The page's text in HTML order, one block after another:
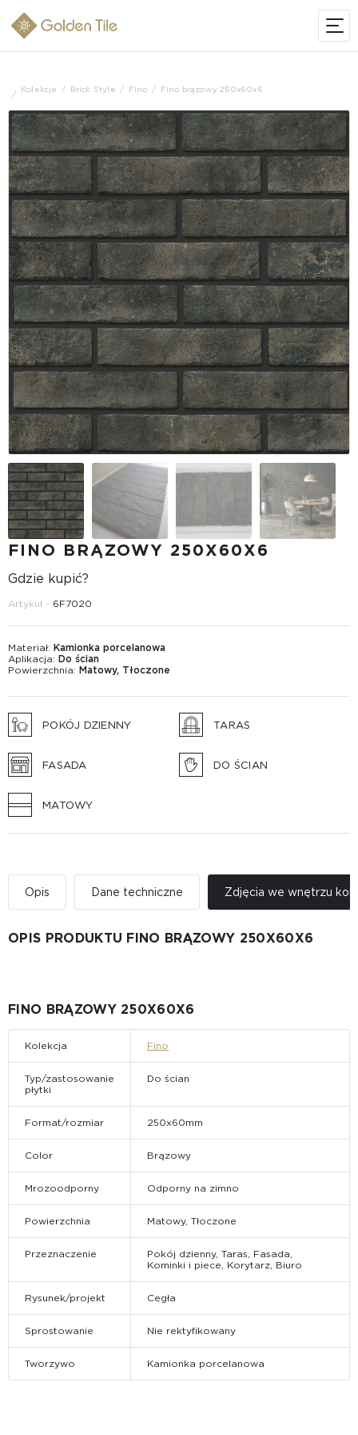
Kolekcje Brick Style Fino Fino brązowy 250х60х6
FINO BRĄZOWY 250Х60Х6
Gdzie kupić?
Artykuł - 6F7020
Materiał: Kamionka porcelanowa
Aplikacja: Do ścian
Powierzchnia: Matowy, Tłoczone
POKÓJ DZIENNY TARAS
FASADA DO ŚCIAN
MATOWY
Opis Dane techniczne Zdjęcia we wnętrzu
OPIS PRODUKTU FINO BRĄZOWY 250Х60Х6
FINO BRĄZOWY 250Х60Х6
Kolekcja Fino
Typ/zastosowanie
płytki
Do ścian
Format/rozmiar 250x60mm
Color Brązowy
Mrozoodporny Odporny na zimno
Powierzchnia Matowy, Tłoczone
Przeznaczenie
Pokój dzienny, Taras, Fasada,
Kominki i piece, Korytarz, Biuro
Rysunek/projekt Cegła
Sprostowanie Nie rektyfikowany
Tworzywo Kamionka porcelanowa